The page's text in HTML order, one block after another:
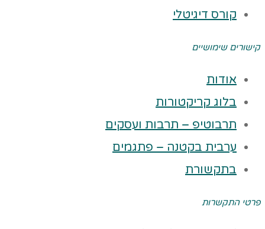
קורס דיגיטלי
קישורים שימושיים
אודות
בלוג קריקטורות
תרבוטיפ – תרבות ועסקים
ערבית בקטנה – פתגמים
בתקשורת
פרטי התקשרות